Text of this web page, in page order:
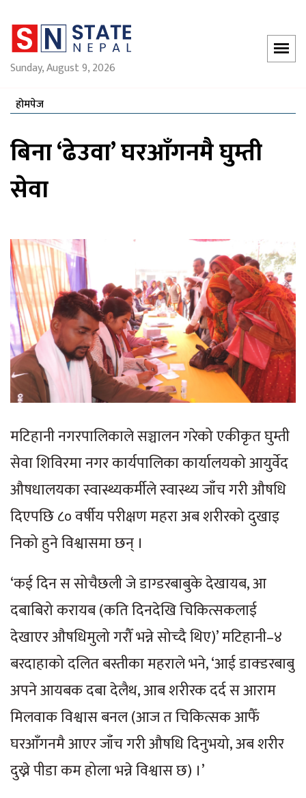
Sunday, August 9, 2026
होमपेज
बिना ‘ढेउवा’ घरआँगनमै घुम्ती
सेवा
मटिहानी नगरपालिकाले सञ्चालन गरेको एकीकृत घुम्ती
सेवा शिविरमा नगर कार्यपालिका कार्यालयको आयुर्वेद
औषधालयका स्वास्थ्यकर्मीले स्वास्थ्य जाँच गरी औषधि
दिएपछि ८० वर्षीय परीक्षण महरा अब शरीरको दुखाइ
निको हुने विश्वासमा छन् ।
‘कई दिन स सोचैछली जे डाग्डरबाबुके देखायब, आ
दबाबिरो करायब (कति दिनदेखि चिकित्सकलाई
देखाएर औषधिमुलो गरौँ भन्ने सोच्दै थिए)’ मटिहानी–४
बरदाहाको दलित बस्तीका महराले भने, ‘आई डाक्डरबाबु
अपने आयबक दबा देलैथ, आब शरीरक दर्द स आराम
मिलवाक विश्वास बनल (आज त चिकित्सक आफैँ
घरआँगनमै आएर जाँच गरी औषधि दिनुभयो, अब शरीर
दुख्ने पीडा कम होला भन्ने विश्वास छ) ।’